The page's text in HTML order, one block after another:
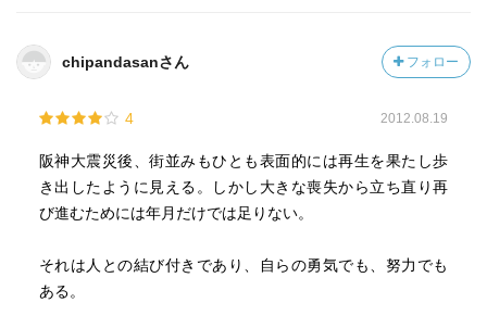
chipandasanさん フォロー
4 2012.08.19
阪神大震災後、街並みもひとも表面的には再生を果たし歩
き出したように見える。しかし大きな喪失から立ち直り再
び進むためには年月だけでは足りない。
それは人との結び付きであり、自らの勇気でも、努力でも
ある。